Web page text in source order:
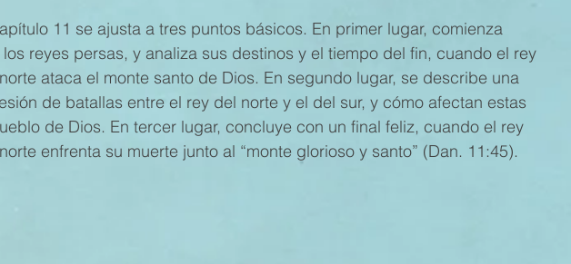
2019
11 se ajusta a tres puntos básicos. En primer lugar, comienza
reyes persas, y analiza sus destinos y el tiempo del fin, cuando el rey
ataca el monte santo de Dios. En segundo lugar, se describe una
de batallas entre el rey del norte y el del sur, y cómo afectan estas
de Dios. En tercer lugar, concluye con un final feliz, cuando el rey
enfrenta su muerte junto al “monte glorioso y santo” (Dan. 11:45).